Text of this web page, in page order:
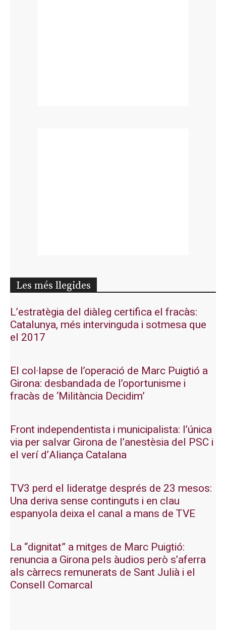
Les més llegides
L’estratègia del diàleg certifica el fracàs:
Catalunya, més intervinguda i sotmesa que
el 2017
El col·lapse de l’operació de Marc Puigtió a
Girona: desbandada de l’oportunisme i
fracàs de ‘Militància Decidim’
Front independentista i municipalista: l’única
via per salvar Girona de l’anestèsia del PSC i
el verí d’Aliança Catalana
TV3 perd el lideratge després de 23 mesos:
Una deriva sense continguts i en clau
espanyola deixa el canal a mans de TVE
La “dignitat” a mitges de Marc Puigtió:
renuncia a Girona pels àudios però s’aferra
als càrrecs remunerats de Sant Julià i el
Consell Comarcal